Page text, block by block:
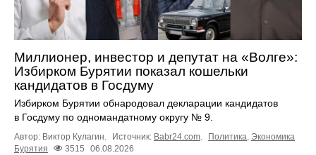
Миллионер, инвестор и депутат на «Волге»:
Избирком Бурятии показал кошельки
кандидатов в Госдуму
Избирком Бурятии обнародовал декларации кандидатов
в Госдуму по одномандатному округу № 9.
Автор: Виктор Кулагин. Источник: Babr24.com. Политика, Экономика
Бурятия
3515 06.08.2026